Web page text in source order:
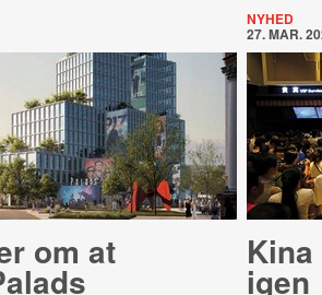
om at
NYHED
27. MAR.
igen